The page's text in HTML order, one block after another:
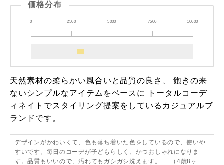
価格分布
0 2500 5000 7500 10000
天然素材の柔らかい風合いと品質の良さ、 飽きの来
ないシンプルなアイテムをベースに トータルコーデ
ィネイトでスタイリング提案をしているカジュアルブ
ランドです。
デザインがかわいくて、色も落ち着いた色をしているので、使いや
すいです。毎日のコーデが子どもらしく、かつおしゃれになりま
す。品質もいいので、汚れてもガシガシ洗えます。 （4歳8ヶ